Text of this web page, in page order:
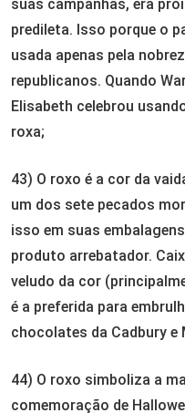
suas campanhas, era
predileta. Isso porque o
usada apenas pela
republicanos. Quando
Elisabeth celebrou
roxa;
43) O roxo é a cor da
um dos sete pecados
isso em suas
produto arrebatador.
veludo da cor
é a preferida para
chocolates da Cadbury e
44) O roxo simboliza a
comemoração de